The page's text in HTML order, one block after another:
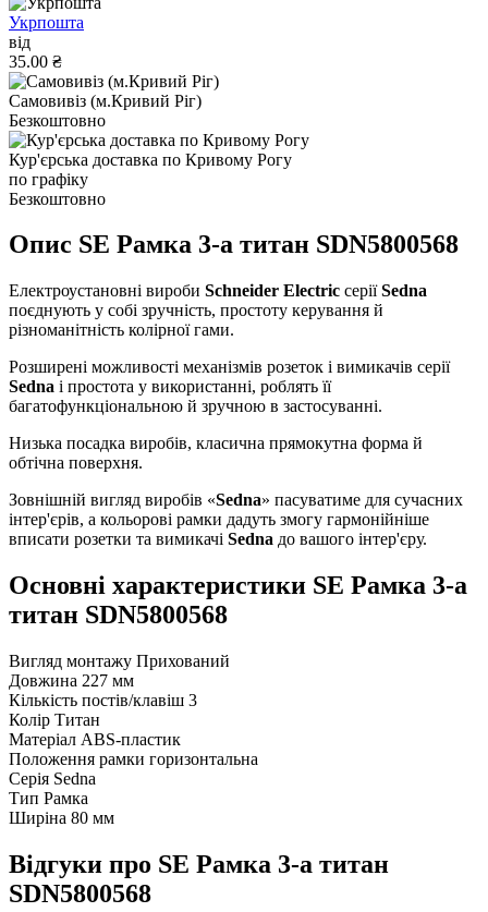
Укрпошта
від
35.00 ₴
Самовивіз (м.Кривий Ріг)
Безкоштовно
Кур'єрська доставка по Кривому Рогу
по графіку
Безкоштовно
Опис SE Рамка 3-а титан SDN5800568
Електроустановні вироби Schneider Electric серіїSedna
поєднують у собі зручність, простоту керування й
різноманітність колірної гами.
Розширені можливості механізмів розеток і вимикачів серії
Sedna і простота у використанні, роблять її
багатофункціональною й зручною в застосуванні.
Низька посадка виробів, класична прямокутна форма й
обтічна поверхня.
Зовнішній вигляд виробів «Sedna» пасуватиме для сучасних
інтер'єрів, а кольорові рамки дадуть змогу гармонійніше
вписати розетки та вимикачі Sedna до вашого інтер'єру.
Основні характеристики SE Рамка 3-а
титан SDN5800568
Вигляд монтажу Прихований
Довжина 227 мм
Кількість постів/клавіш 3
Колір Титан
Матеріал ABS-пластик
Положення рамки горизонтальна
Серія Sedna
Тип Рамка
Ширіна 80 мм
Відгуки про SE Рамка 3-а титан
SDN5800568